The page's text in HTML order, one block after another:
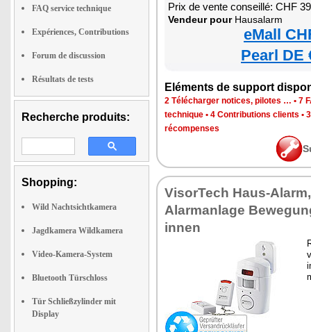
FAQ service technique
Expériences, Contributions
Forum de discussion
Résultats de tests
Recherche produits:
Shopping:
Wild Nachtsichtkamera
Jagdkamera Wildkamera
Video-Kamera-System
Bluetooth Türschloss
Tür Schließzylinder mit
Display
Prix de vente conseillé: CHF
Vendeur pourHausalarm
eMall
Pearl DE
Eléments de support
2 Télécharger notices, pilotes … • 7
technique • 4 Contributions clients •
récompenses
VisorTech Haus-Alarm,
Alarmanlage
innen